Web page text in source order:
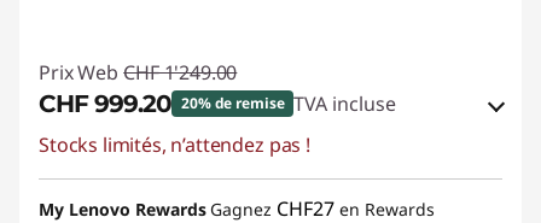
Prix Web CHF 1'249.00
CHF 999.20 20% de remise TVA incluse
Bons de réduction en ligne :
Code de réduction :SALES
Stocks limités, n’attendez pas !
My Lenovo Rewards Gagnez CHF27 en Rewards